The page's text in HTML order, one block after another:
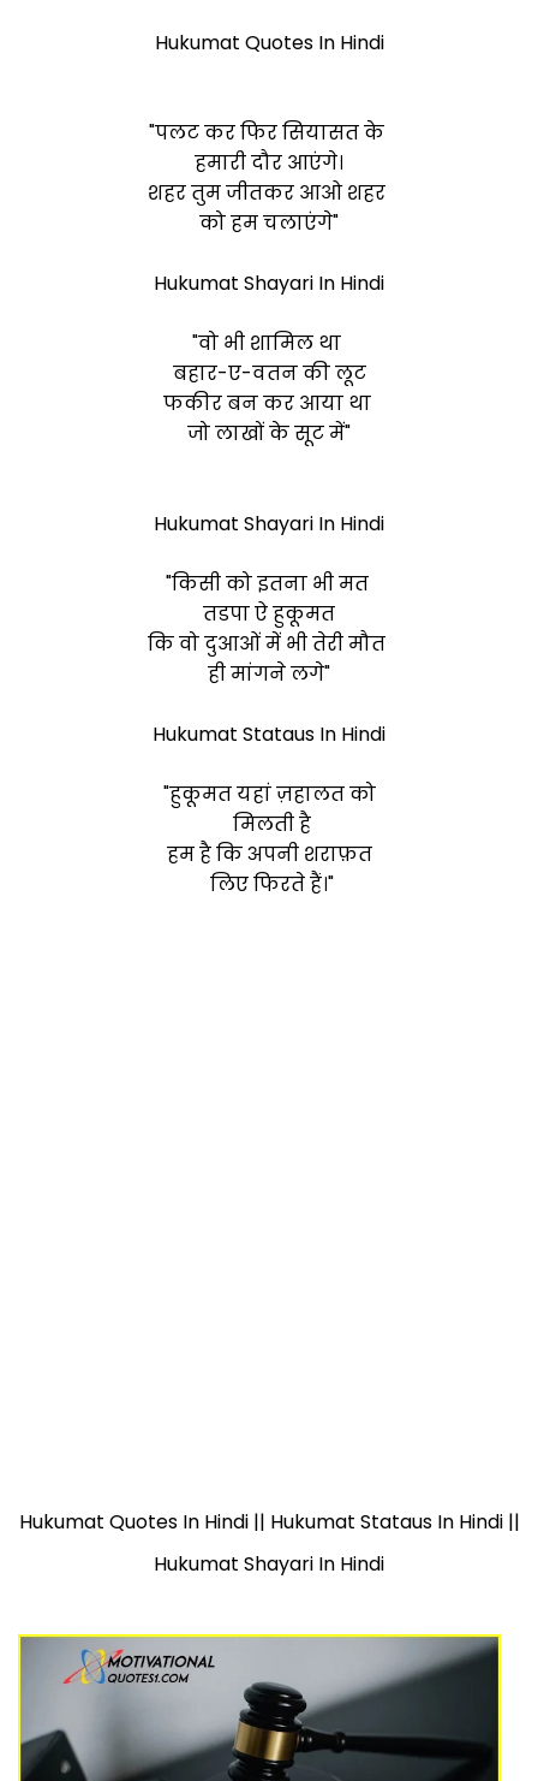
Hukumat Quotes In Hindi
"पलट कर फिर सियासत के
हमारी दौर आएंगे।
शहर तुम जीतकर आओ शहर
को हम चलाएंगे"
Hukumat Shayari In Hindi
"वो भी शामिल था
बहार-ए-वतन की लूट
फकीर बन कर आया था
जो लाखों के सूट में"
Hukumat Shayari In Hindi
"किसी को इतना भी मत
तडपा ऐ हुकूमत
कि वो दुआओं में भी तेरी मौत
ही मांगने लगे"
Hukumat Stataus In Hindi
"हुकूमत यहां ज़हालत को
मिलती है
हम है कि अपनी शराफ़त
लिए फिरते हैं।"
Hukumat Quotes In Hindi || Hukumat Stataus In Hindi ||
Hukumat Shayari In Hindi